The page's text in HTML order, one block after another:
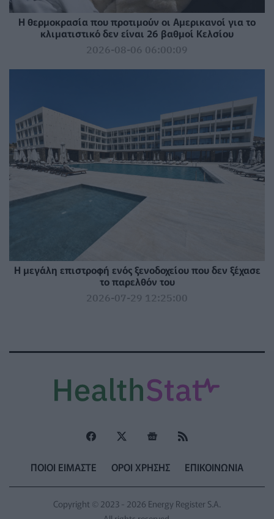
Η θερμοκρασία που προτιμούν οι Αμερικανοί για το
κλιματιστικό δεν είναι 26 βαθμοί Κελσίου
2026-08-06 06:00:09
Η μεγάλη επιστροφή ενός ξενοδοχείου που δεν ξέχασε
το παρελθόν του
2026-07-29 12:25:00
ΠΟΙΟΙ ΕΙΜΑΣΤΕ ΟΡΟΙ ΧΡΗΣΗΣ ΕΠΙΚΟΙΝΩΝΙΑ
Copyright © 2023 - 2026 Energy Register S.A.